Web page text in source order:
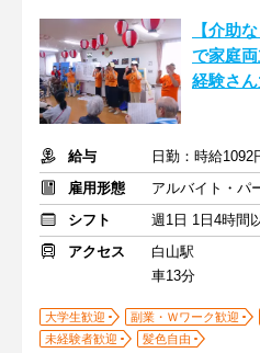
【介助
で家庭
経験さ
給与
日勤：時給
雇用形態
アルバイト・パ
シフト
週1日 1日4時間
アクセス
白山駅
車13分
大学生歓迎 副業・Ｗワーク歓迎
未経験者歓迎
髪色自由